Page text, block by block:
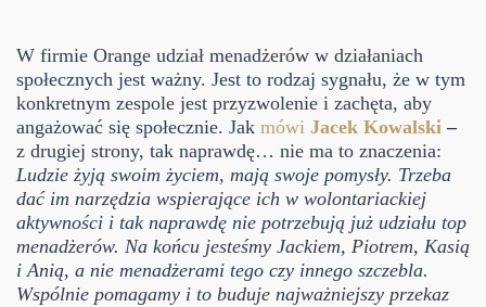
W firmie Orange udział menadżerów w działaniach
społecznych jest ważny. Jest to rodzaj sygnału, że w tym
konkretnym zespole jest przyzwolenie i zachęta, aby
angażować się społecznie. Jak mówi Jacek Kowalski –
z drugiej strony, tak naprawdę… nie ma to znaczenia:
Ludzie żyją swoim życiem, mają swoje pomysły. Trzeba
dać im narzędzia wspierające ich w wolontariackiej
aktywności i tak naprawdę nie potrzebują już udziału top
menadżerów. Na końcu jesteśmy Jackiem, Piotrem, Kasią
i Anią, a nie menadżerami tego czy innego szczebla.
Wspólnie pomagamy i to buduje najważniejszy przekaz